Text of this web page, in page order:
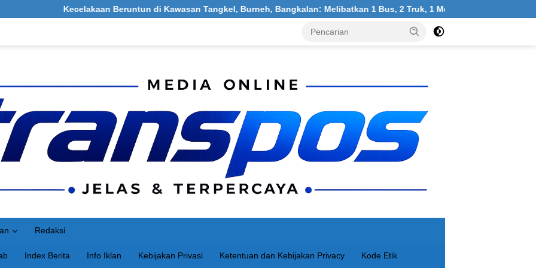
Kecelakaan Beruntun di Kawasan Tangkel, Burneh, Bangkalan: Melibatkan 1 Bus, 2 Truk, 1 Mobil, 1 Sepeda Motor
Redaksi
Index Berita Info Iklan Kebijakan Privasi Ketentuan dan Kebijakan Privacy Kode Etik